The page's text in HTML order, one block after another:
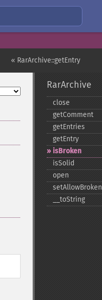
« RarArchive::getEntry
RarArchive
close
getComment
getEntries
getEntry
isBroken
isSolid
open
setAllowBroken
_​_​toString